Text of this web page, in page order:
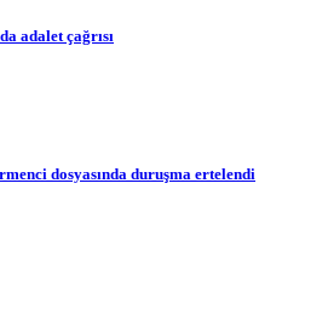
adalet çağrısı
dosyasında duruşma ertelendi